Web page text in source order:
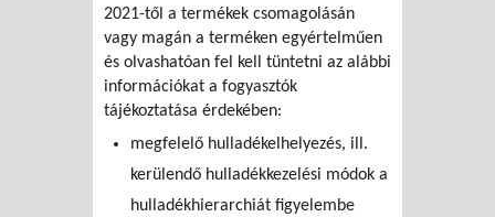
2021-től a termékek csomagolásán
vagy magán a terméken egyértelműen
és olvashatóan fel kell tüntetni az alábbi
információkat a fogyasztók
tájékoztatása érdekében:
megfelelő hulladékelhelyezés, ill.
kerülendő hulladékkezelési módok a
hulladékhierarchiát figyelembe